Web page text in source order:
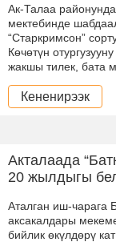
Ак-Талаа
мектебинде
“Старкримсон”
Көчөтүн
жакшы тилек, бата
Кененирээк
Акталаада
20 жылдыгы
Аталган иш-чарага
аксакалдары
бийлик өкүлдөрү